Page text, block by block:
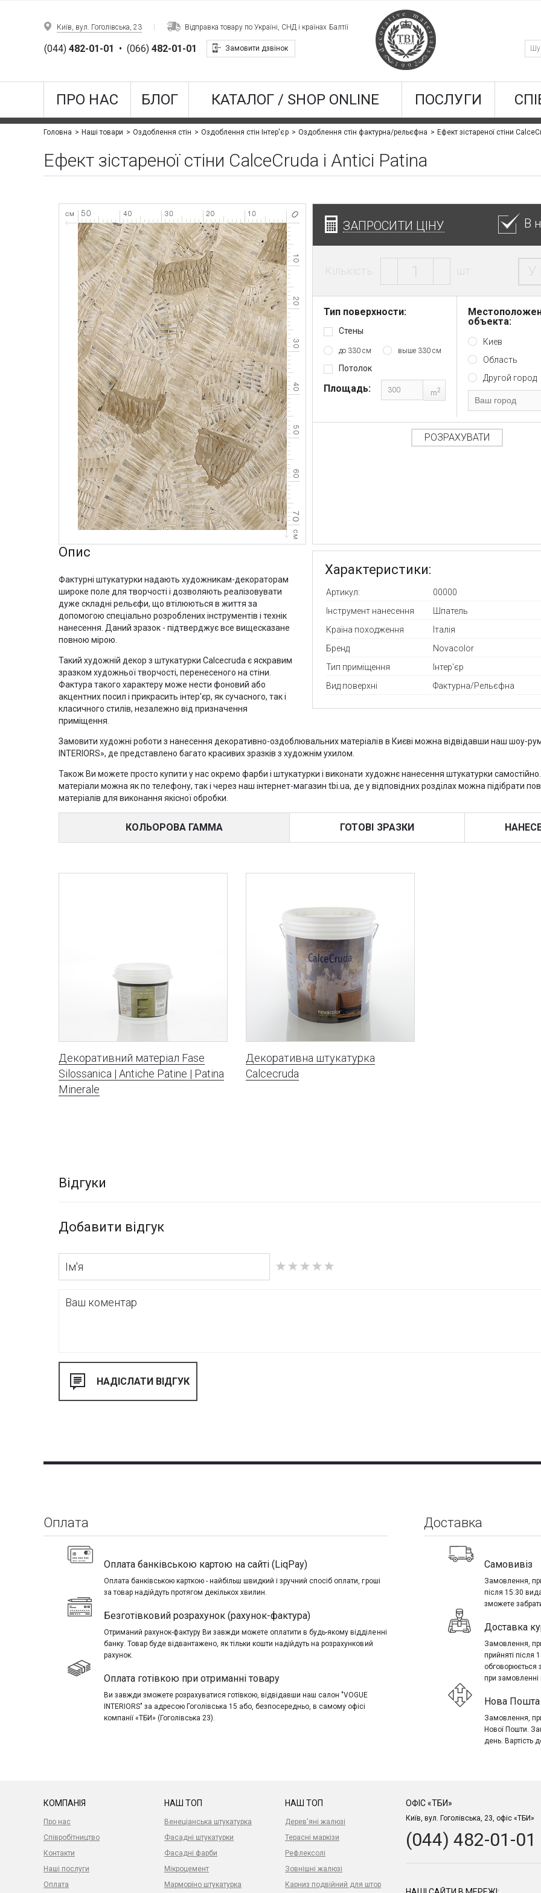
Київ, вул. Гоголівська, 23 Відправка товару по Україні, СНД і країнах Балтії
(044)482-01-01 • (066)482-01-01 Замовити дзвінок
ПРО НАС БЛОГ КАТАЛОГ / SHOP ONLINE ПОСЛУГИ
Головна Наші товари Оздоблення стін Оздоблення стін Інтер'єр Оздоблення стін фактурна/рельєфна Ефект зістареної стіни
Ефект зістареної стіни CalceCruda і Antici Patina
ЗАПРОСИТИ ЦІНУ В
Кількість: шт. У
Тип поверхности:
Стены
до 330 см выше 330 см
Потолок
Площадь: m2
объекта:
Киев
Область
Другой город
РОЗРАХУВАТИ
Характеристики:
Артикул:
00000
Інструмент нанесення
Шпатель
Країна походження
Італія
Бренд
Novacolor
Тип приміщення
Інтер'єр
Вид поверхні
Фактурна/Рельєфна
Опис
Фактурні штукатурки надають художникам-декораторам
широке поле для творчості і дозволяють реалізовувати
дуже складні рельєфи, що втілюються в життя за
допомогою спеціально розроблених інструментів і технік
нанесення. Даний зразок - підтверджує все вищесказане
повною мірою.
Такий художній декор з штукатурки Calcecruda є яскравим
зразком художньої творчості, перенесеного на стіни.
Фактура такого характеру може нести фоновий або
акцентних посил і прикрасить інтер'єр, як сучасного, так і
класичного стилів, незалежно від призначення
приміщення.
Замовити художні роботи з нанесення декоративно-оздоблювальних матеріалів в Києві можна відвідавши наш шоу-рум
INTERIORS», де представлено багато красивих зразків з художнім ухилом.
Також Ви можете просто купити у нас окремо фарби і штукатурки і виконати художнє нанесення штукатурки
матеріали можна як по телефону, так і через наш інтернет-магазин tbi.ua, де у відповідних розділах можна підібрати
матеріалів для виконання якісної обробки.
КОЛЬОРОВА ГАММА ГОТОВІ ЗРАЗКИ
Декоративний матеріал Fase
Silossanica | Antiche Patine | Patina
Minerale
Декоративна штукатурка
Calcecruda
Відгуки
Добавити відгук
Оплата
Оплата банківською картою на сайті (LiqPay)
Оплата банківською карткою - найбільш швидкий і зручний спосіб оплати, гроші
за товар надійдуть протягом декількох хвилин.
Безготівковий розрахунок (рахунок-фактура)
Отриманий рахунок-фактуру Ви завжди можете оплатити в будь-якому відділенні
банку. Товар буде відвантажено, як тільки кошти надійдуть на розрахунковий
рахунок.
Оплата готівкою при отриманні товару
Ви завжди зможете розрахуватися готівкою, відвідавши наш салон "VOGUE
INTERIORS" за адресою Гоголівська 15 або, безпосередньо, в самому офісі
компанії «ТБИ» (Гоголівська 23).
Доставка
Самовивіз
Замовлення,
після 15:30
зможете
Доставка
Замовлення,
прийняті після
обговорюється
при замовленні
Нова Пошта
Замовлення,
Нової Пошти.
день. Вартість
КОМПАНІЯ
Про нас
Співробітництво
Контакти
Наші послуги
Оплата
НАШ ТОП
Венеціанська штукатурка
Фасадні штукатурки
Фасадні фарби
Мікроцемент
Марморіно штукатурка
НАШ ТОП
Дерев'яні жалюзі
Терасні маркізи
Рефлексолі
Зовнішні жалюзі
Карниз подвійний для штор
ОФІС «ТБИ»
Київ, вул. Гоголівська, 23, офіс «ТБИ»
(044) 482-01-01